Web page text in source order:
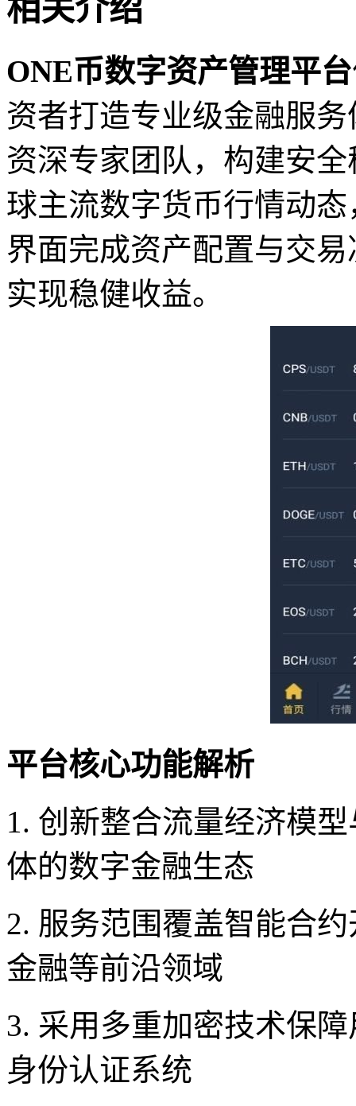
相关介绍
ONE币数字资产管理平台
资者打造专业级金融服
资深专家团队，构建安
球主流数字货币行情动
界面完成资产配置与交
实现稳健收益。
平台核心功能解析
1. 创新整合流量经济模
体的数字金融生态
2. 服务范围覆盖智能合
金融等前沿领域
3. 采用多重加密技术保
身份认证系统